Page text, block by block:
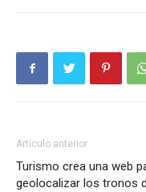
Artículo anterior
Turismo crea una web
geolocalizar los tronos